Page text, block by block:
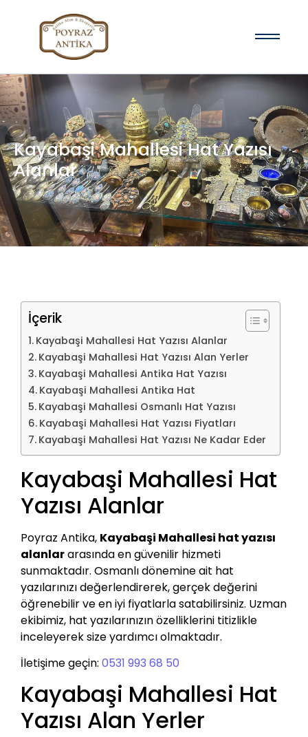
Kayabaşi Mahallesi Hat Yazısı
Alanlar
İçerik
Kayabaşi Mahallesi Hat Yazısı Alanlar
Kayabaşi Mahallesi Hat Yazısı Alan Yerler
Kayabaşi Mahallesi Antika Hat Yazısı
Kayabaşi Mahallesi Antika Hat
Kayabaşi Mahallesi Osmanlı Hat Yazısı
Kayabaşi Mahallesi Hat Yazısı Fiyatları
Kayabaşi Mahallesi Hat Yazısı Ne Kadar Eder
Kayabaşi Mahallesi Hat
Yazısı Alanlar
Poyraz Antika, Kayabaşi Mahallesi hat yazısı
alanlararasında en güvenilir hizmeti
sunmaktadır. Osmanlı dönemine ait hat
yazılarınızı değerlendirerek, gerçek değerini
öğrenebilir ve en iyi fiyatlarla satabilirsiniz. Uzman
ekibimiz, hat yazılarınızın özelliklerini titizlikle
inceleyerek size yardımcı olmaktadır.
İletişime geçin: 0531 993 68 50
Kayabaşi Mahallesi Hat
Yazısı Alan Yerler